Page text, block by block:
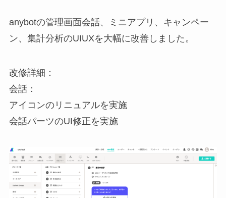
anybotの管理画面会話、ミニアプリ、キャンペー
ン、集計分析のUIUXを大幅に改善しました。
改修詳細：
会話：
アイコンのリニュアルを実施
会話パーツのUI修正を実施